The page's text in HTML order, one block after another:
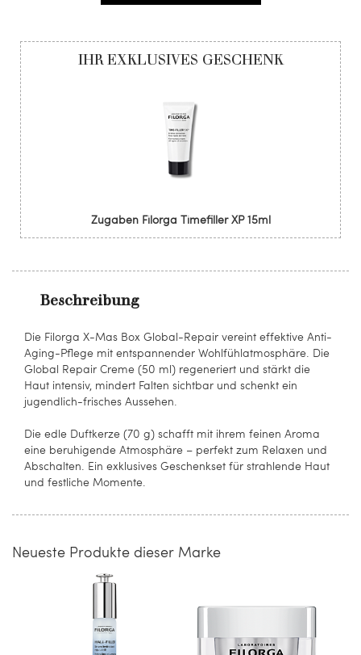
Beschreibung
Die Filorga X-Mas Box Global-Repair vereint effektive Anti-
Aging-Pflege mit entspannender Wohlfühlatmosphäre. Die
Global Repair Creme (50 ml) regeneriert und stärkt die
Haut intensiv, mindert Falten sichtbar und schenkt ein
jugendlich-frisches Aussehen.
Die edle Duftkerze (70 g) schafft mit ihrem feinen Aroma
eine beruhigende Atmosphäre – perfekt zum Relaxen und
Abschalten. Ein exklusives Geschenkset für strahlende Haut
und festliche Momente.
IHR EXKLUSIVES GESCHENK
Zugaben Filorga Timefiller XP 15ml
Neueste Produkte dieser Marke